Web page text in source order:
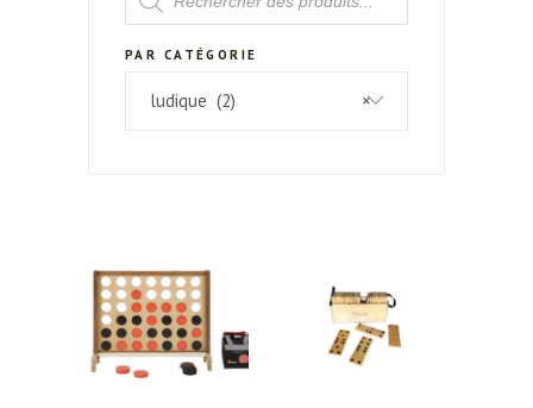
Jeu en bois
–
« Puissance
4 »
Jeu en Bois
« Domino »
21,00
PRODUITS
PAR CATÉGORIE
×
ludique (2)